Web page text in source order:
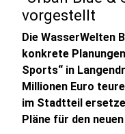
vorgestellt
Die WasserWelten
konkrete
Sports“ in
Millionen Euro
im Stadtteil
Pläne für den